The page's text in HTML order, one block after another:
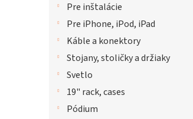
Pre inštalácie
Pre iPhone, iPod, iPad
Káble a konektory
Stojany, stoličky a držiaky
Svetlo
19" rack, cases
Pódium